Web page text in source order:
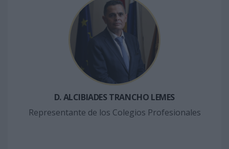
D. ALCIBIADES TRANCHO LEMES
Representante de los Colegios Profesionales